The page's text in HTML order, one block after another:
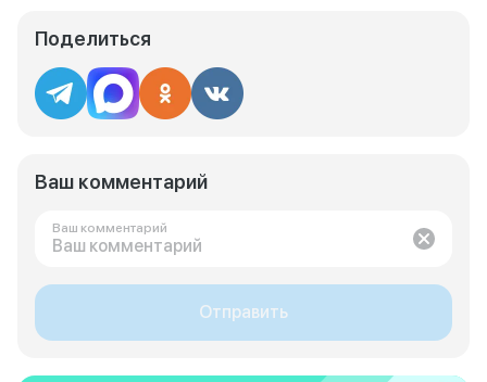
Поделиться
Ваш комментарий
Ваш комментарий
Отправить